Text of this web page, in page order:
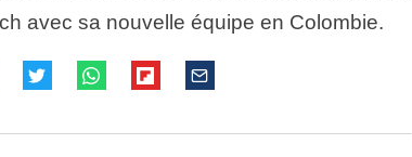
avec sa nouvelle équipe en Colombie.